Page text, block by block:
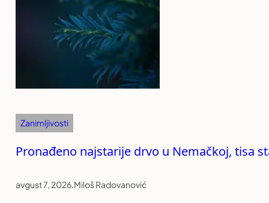
Zanimljivosti
Pronađeno najstarije drvo u Nemačkoj, tisa
avgust 7, 2026.Miloš Radovanović